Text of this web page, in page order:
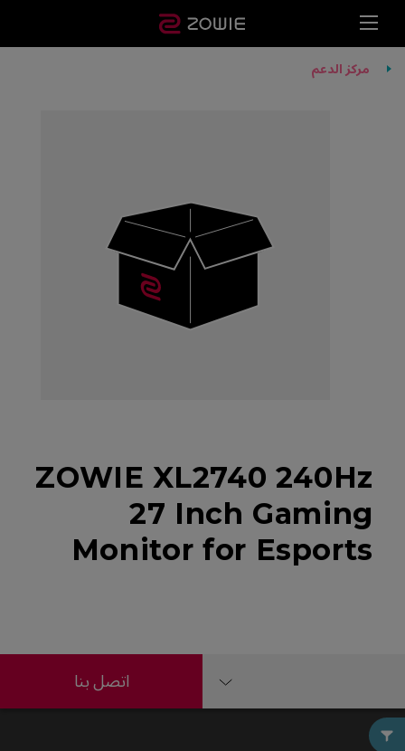
مركز الدعم
ZOWIE XL2740 240Hz
27 Inch Gaming
Monitor for Esports
اتصل بنا